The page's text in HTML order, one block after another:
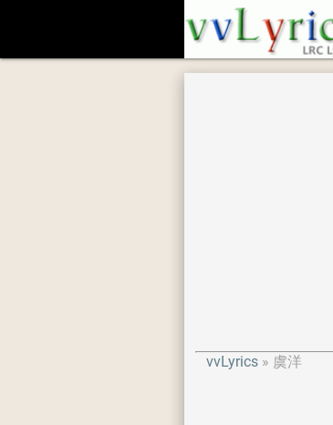
vvLyrics 虞洋